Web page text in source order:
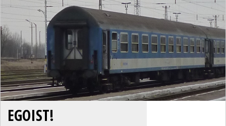
EGOIST!